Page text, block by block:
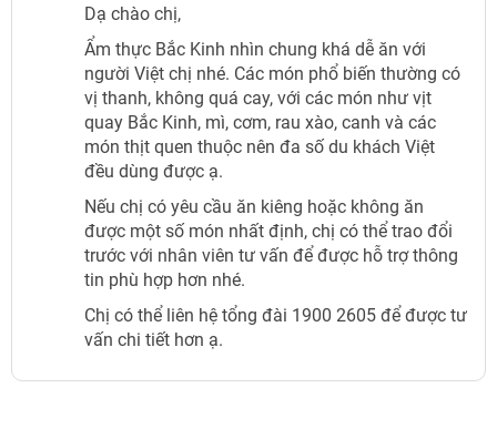
Dạ chào chị,
Ẩm thực Bắc Kinh nhìn chung khá dễ ăn với
người Việt chị nhé. Các món phổ biến thường có
vị thanh, không quá cay, với các món như vịt
quay Bắc Kinh, mì, cơm, rau xào, canh và các
món thịt quen thuộc nên đa số du khách Việt
đều dùng được ạ.
Nếu chị có yêu cầu ăn kiêng hoặc không ăn
được một số món nhất định, chị có thể trao đổi
trước với nhân viên tư vấn để được hỗ trợ thông
tin phù hợp hơn nhé.
Chị có thể liên hệ tổng đài 1900 2605 để được tư
vấn chi tiết hơn ạ.